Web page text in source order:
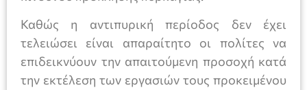
Καθώς η αντιπυρική περίοδος δεν έχει
τελειώσει είναι απαραίτητο οι πολίτες να
επιδεικνύουν την απαιτούμενη προσοχή κατά
την εκτέλεση των εργασιών τους προκειμένου